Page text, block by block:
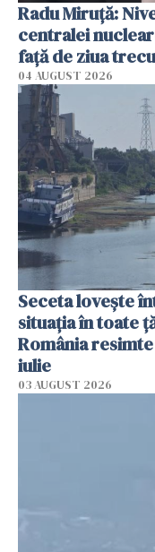
Radu Miruţă:
centralei
faţă de ziua
04 AUGUST 2026
Seceta lovește
situația în toate
România
iulie
03 AUGUST 2026